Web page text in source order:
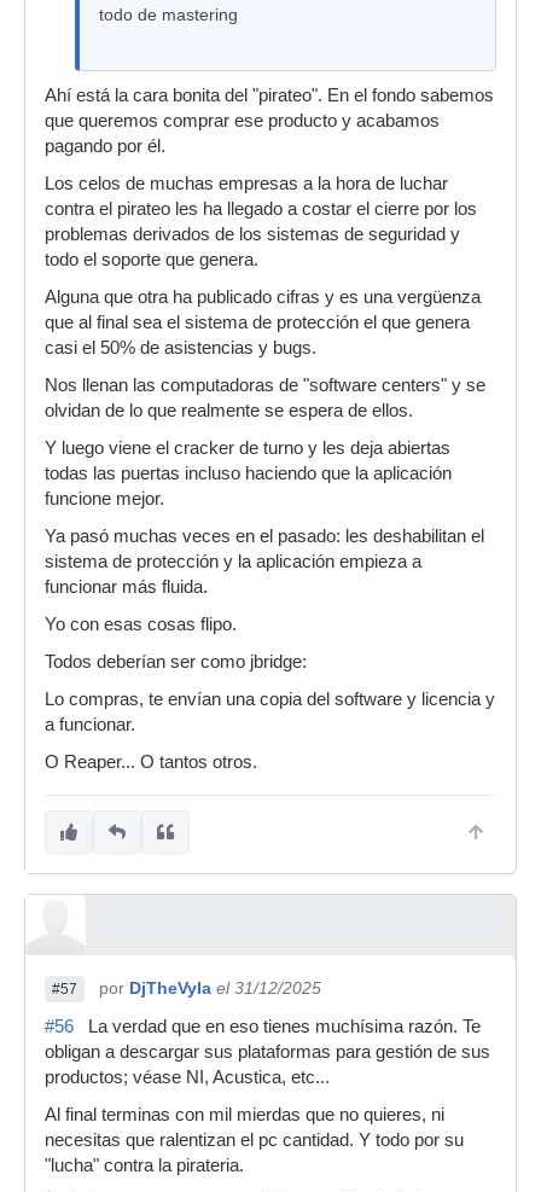
todo de mastering
Ahí está la cara bonita del "pirateo". En el fondo sabemos
que queremos comprar ese producto y acabamos
pagando por él.
Los celos de muchas empresas a la hora de luchar
contra el pirateo les ha llegado a costar el cierre por los
problemas derivados de los sistemas de seguridad y
todo el soporte que genera.
Alguna que otra ha publicado cifras y es una vergüenza
que al final sea el sistema de protección el que genera
casi el 50% de asistencias y bugs.
Nos llenan las computadoras de "software centers" y se
olvidan de lo que realmente se espera de ellos.
Y luego viene el cracker de turno y les deja abiertas
todas las puertas incluso haciendo que la aplicación
funcione mejor.
Ya pasó muchas veces en el pasado: les deshabilitan el
sistema de protección y la aplicación empieza a
funcionar más fluida.
Yo con esas cosas flipo.
Todos deberían ser como jbridge:
Lo compras, te envían una copia del software y licencia y
a funcionar.
O Reaper... O tantos otros.
#57 por DjTheVyla el 31/12/2025
#56 La verdad que en eso tienes muchísima razón. Te
obligan a descargar sus plataformas para gestión de sus
productos; véase NI, Acustica, etc...
Al final terminas con mil mierdas que no quieres, ni
necesitas que ralentizan el pc cantidad. Y todo por su
"lucha" contra la pirateria.